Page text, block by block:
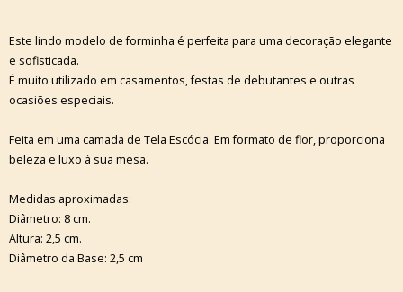
Este lindo modelo de forminha é perfeita para uma decoração elegante
e sofisticada.
É muito utilizado em casamentos, festas de debutantes e outras
ocasiões especiais.
Feita em uma camada de Tela Escócia. Em formato de flor, proporciona
beleza e luxo à sua mesa.
Medidas aproximadas:
Diâmetro: 8 cm.
Altura: 2,5 cm.
Diâmetro da Base: 2,5 cm